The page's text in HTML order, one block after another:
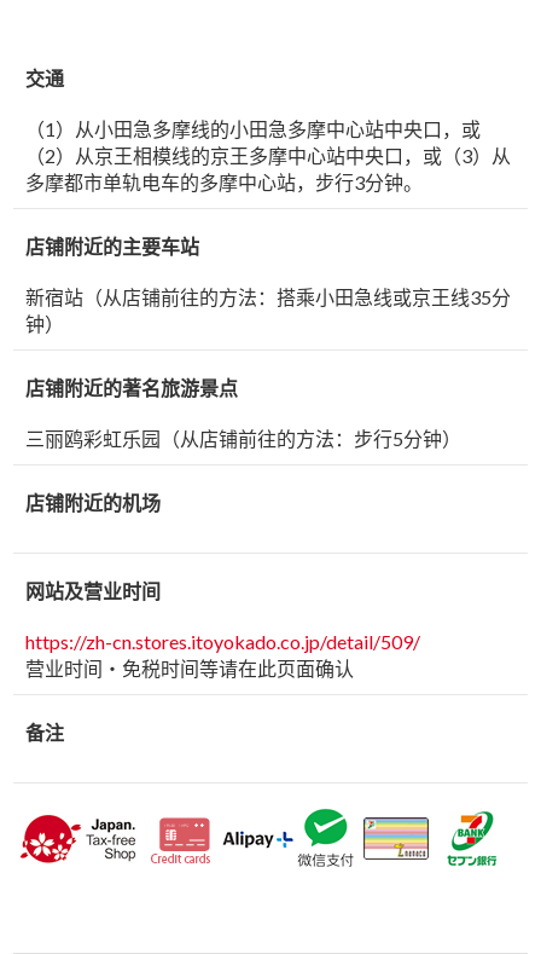
交通
（1）从小田急多摩线的小田急多摩中心站中央口，或
（2）从京王相模线的京王多摩中心站中央口，或（3）从
多摩都市单轨电车的多摩中心站，步行3分钟。
店铺附近的主要车站
新宿站（从店铺前往的方法：搭乘小田急线或京王线35分
钟）
店铺附近的著名旅游景点
三丽鸥彩虹乐园（从店铺前往的方法：步行5分钟）
店铺附近的机场
网站及营业时间
https://zh-cn.stores.itoyokado.co.jp/detail/509/
营业时间・免税时间等请在此页面确认
备注